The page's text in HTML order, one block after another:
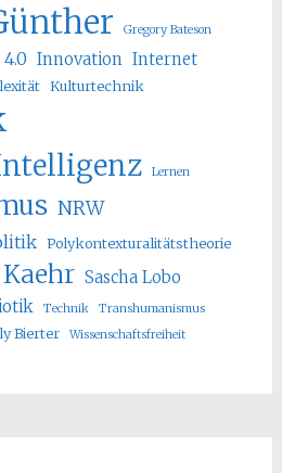
Gregory Bateson
Innovation Internet
Kulturtechnik
Lernen
NRW
Polykontexturalitätstheorie
Sascha Lobo
Technik
Transhumanismus
Bierter Wissenschaftsfreiheit